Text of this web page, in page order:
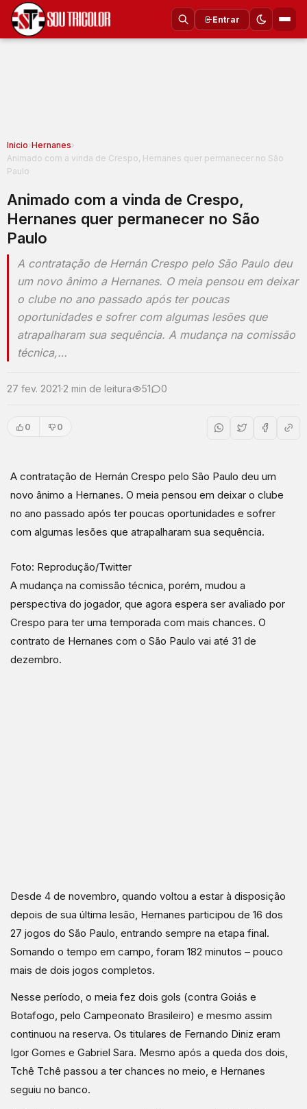
Entrar
Inicio›Hernanes›
Animado com a vinda de Crespo, Hernanes quer permanecer no São
Paulo
Animado com a vinda de Crespo,
Hernanes quer permanecer no São
Paulo
A contratação de Hernán Crespo pelo São Paulo deu
um novo ânimo a Hernanes. O meia pensou em deixar
o clube no ano passado após ter poucas
oportunidades e sofrer com algumas lesões que
atrapalharam sua sequência. A mudança na comissão
técnica,…
27 fev. 2021·2 min de leitura 51 0
0 0
A contratação de Hernán Crespo pelo São Paulo deu um
novo ânimo a Hernanes. O meia pensou em deixar o clube
no ano passado após ter poucas oportunidades e sofrer
com algumas lesões que atrapalharam sua sequência.
Foto: Reprodução/Twitter
A mudança na comissão técnica, porém, mudou a
perspectiva do jogador, que agora espera ser avaliado por
Crespo para ter uma temporada com mais chances. O
contrato de Hernanes com o São Paulo vai até 31 de
dezembro.
Desde 4 de novembro, quando voltou a estar à disposição
depois de sua última lesão, Hernanes participou de 16 dos
27 jogos do São Paulo, entrando sempre na etapa final.
Somando o tempo em campo, foram 182 minutos – pouco
mais de dois jogos completos.
Nesse período, o meia fez dois gols (contra Goiás e
Botafogo, pelo Campeonato Brasileiro) e mesmo assim
continuou na reserva. Os titulares de Fernando Diniz eram
Igor Gomes e Gabriel Sara. Mesmo após a queda dos dois,
Tchê Tchê passou a ter chances no meio, e Hernanes
seguiu no banco.